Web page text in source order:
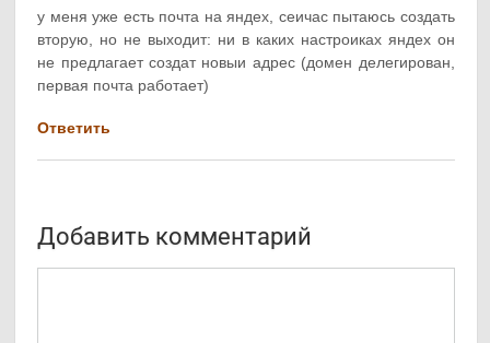
у меня уже есть почта на яндех, сеичас пытаюсь создать
вторую, но не выходит: ни в каких настроиках яндех он
не предлагает создат новыи адрес (домен делегирован,
первая почта работает)
Ответить
Добавить комментарий